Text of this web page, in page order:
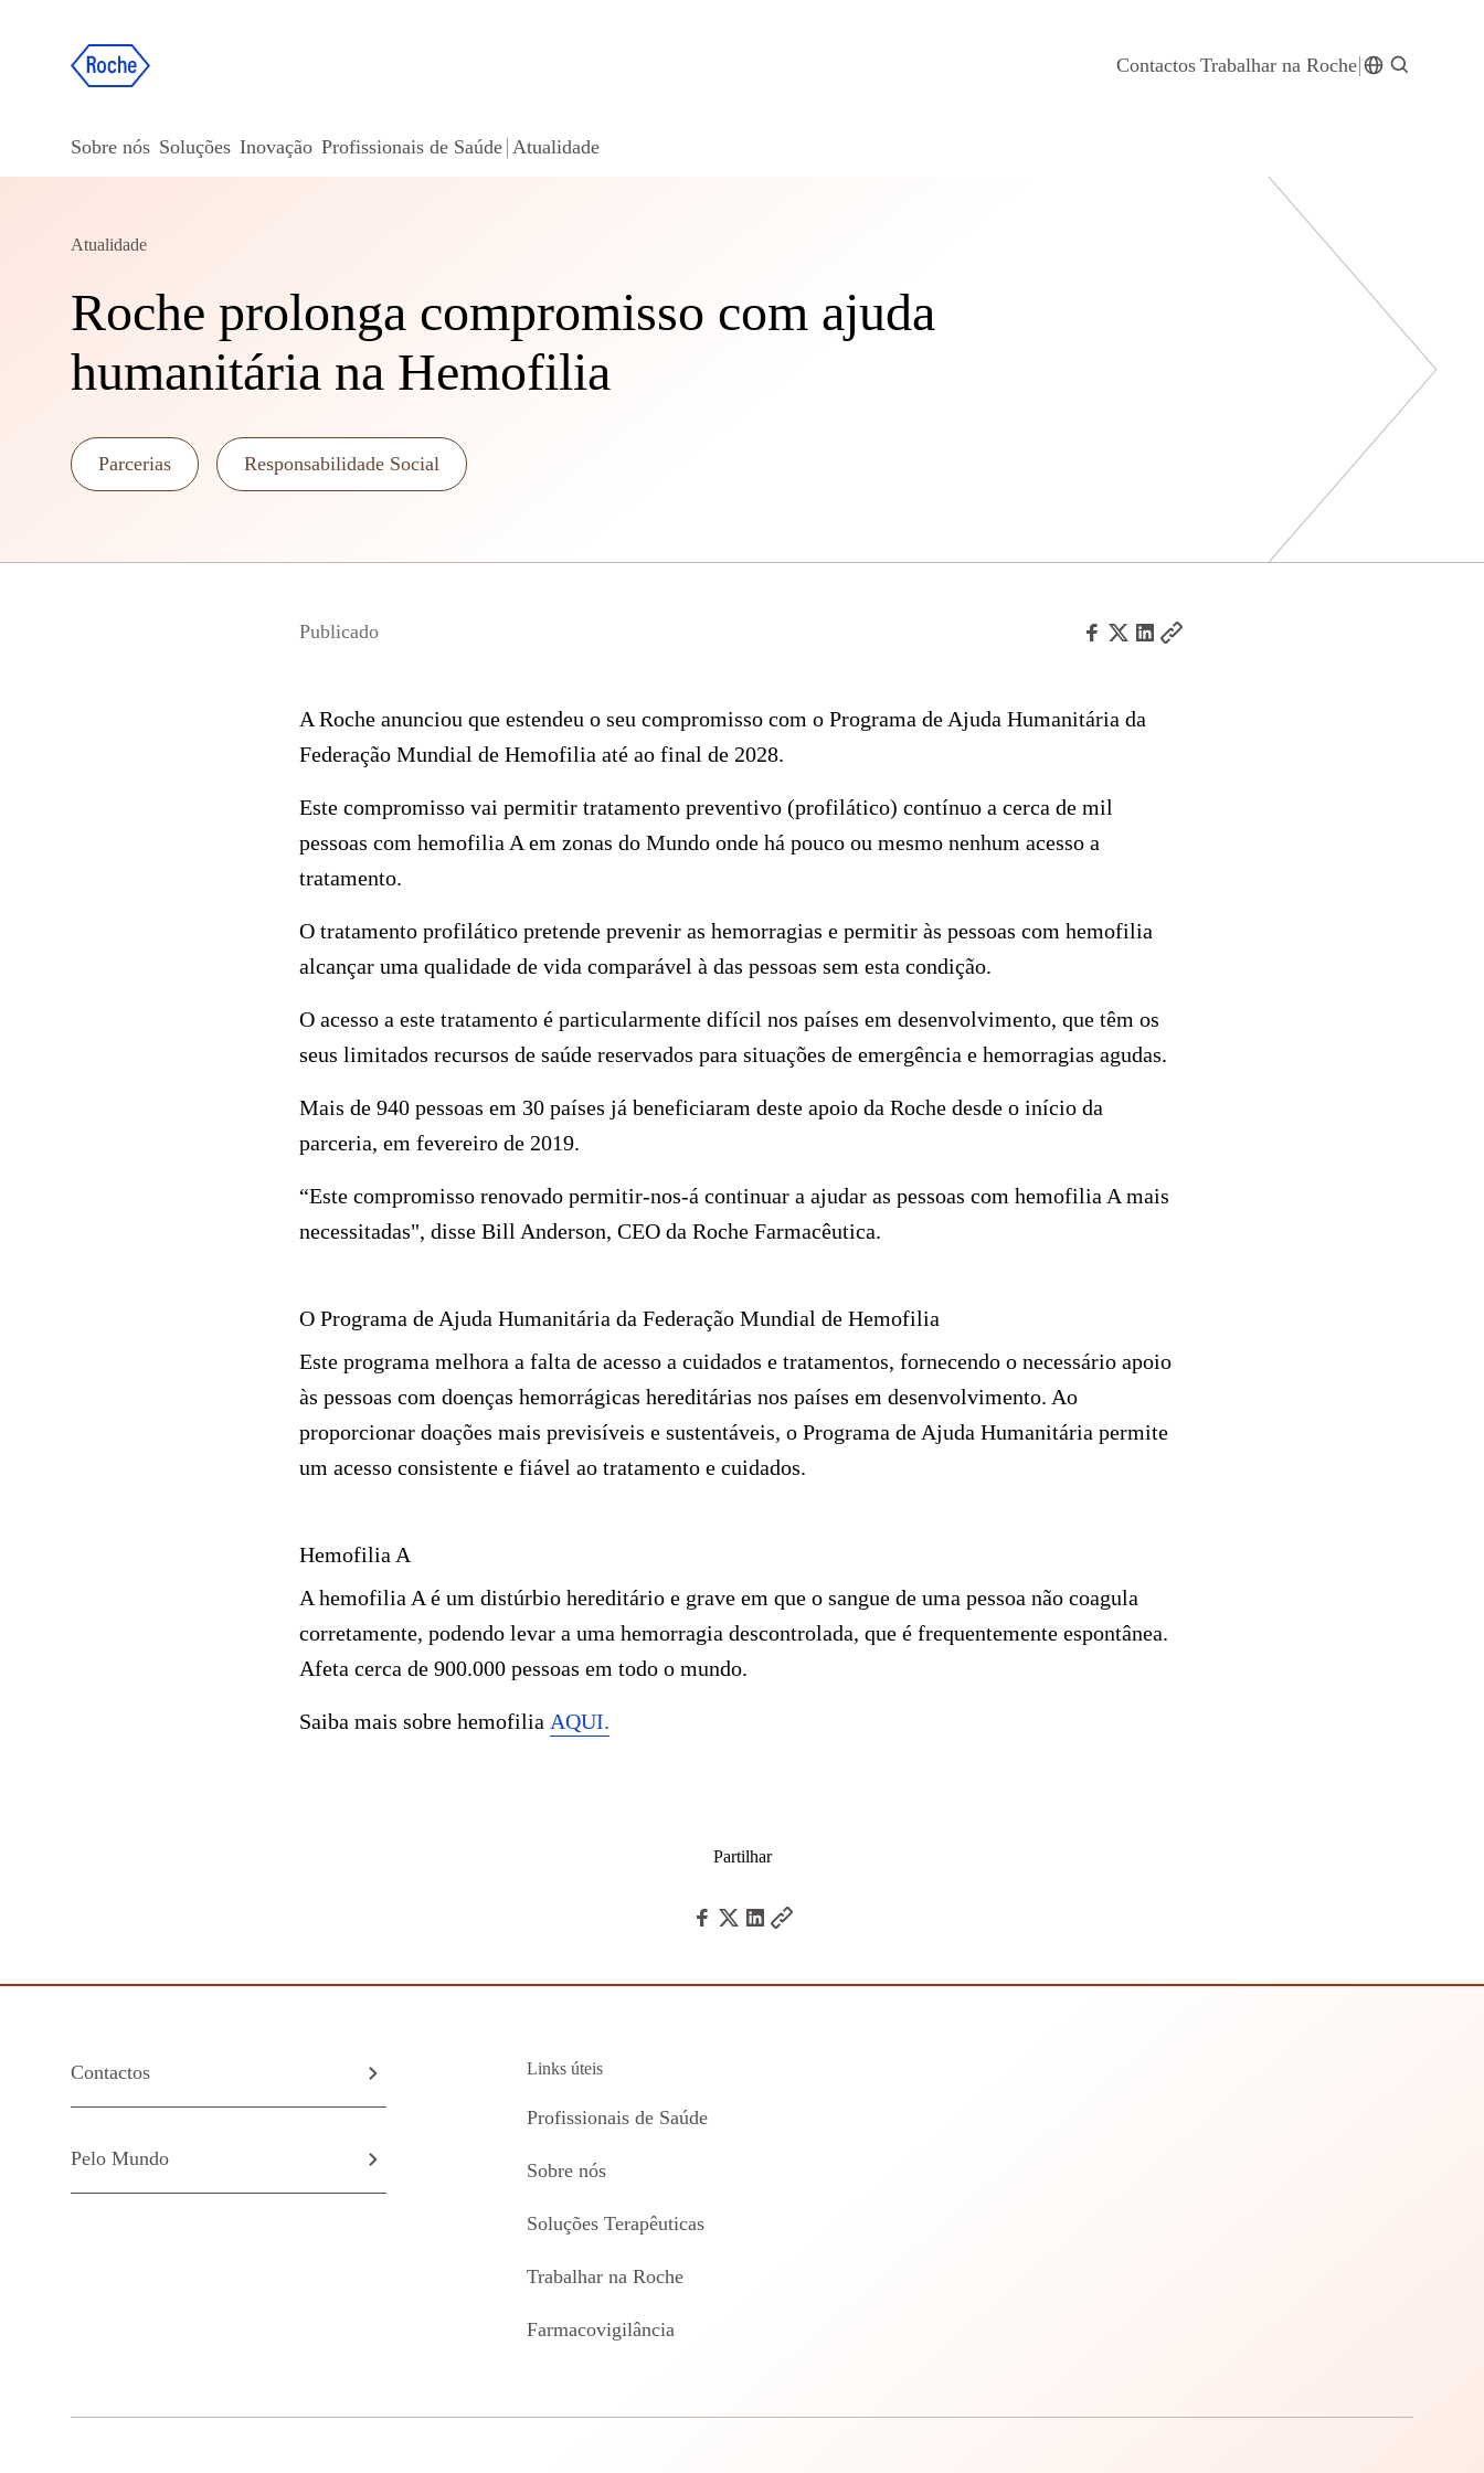
Contactos Trabalhar na Roche
Sobre nós Soluções Inovação Profissionais de Saúde Atualidade
Atualidade
Roche prolonga compromisso com ajuda
humanitária na Hemofilia
Parcerias Responsabilidade Social
Publicado
A Roche anunciou que estendeu o seu compromisso com o Programa de Ajuda Humanitária da
Federação Mundial de Hemofilia até ao final de 2028.
Este compromisso vai permitir tratamento preventivo (profilático) contínuo a cerca de mil
pessoas com hemofilia A em zonas do Mundo onde há pouco ou mesmo nenhum acesso a
tratamento.
O tratamento profilático pretende prevenir as hemorragias e permitir às pessoas com hemofilia
alcançar uma qualidade de vida comparável à das pessoas sem esta condição.
O acesso a este tratamento é particularmente difícil nos países em desenvolvimento, que têm os
seus limitados recursos de saúde reservados para situações de emergência e hemorragias agudas.
Mais de 940 pessoas em 30 países já beneficiaram deste apoio da Roche desde o início da
parceria, em fevereiro de 2019.
“Este compromisso renovado permitir-nos-á continuar a ajudar as pessoas com hemofilia A mais
necessitadas", disse Bill Anderson, CEO da Roche Farmacêutica.
O Programa de Ajuda Humanitária da Federação Mundial de Hemofilia
Este programa melhora a falta de acesso a cuidados e tratamentos, fornecendo o necessário apoio
às pessoas com doenças hemorrágicas hereditárias nos países em desenvolvimento. Ao
proporcionar doações mais previsíveis e sustentáveis, o Programa de Ajuda Humanitária permite
um acesso consistente e fiável ao tratamento e cuidados.
Hemofilia A
A hemofilia A é um distúrbio hereditário e grave em que o sangue de uma pessoa não coagula
corretamente, podendo levar a uma hemorragia descontrolada, que é frequentemente espontânea.
Afeta cerca de 900.000 pessoas em todo o mundo.
Saiba mais sobre hemofilia AQUI.
Partilhar
Contactos
Pelo Mundo
Links úteis
Profissionais de Saúde
Sobre nós
Soluções Terapêuticas
Trabalhar na Roche
Farmacovigilância